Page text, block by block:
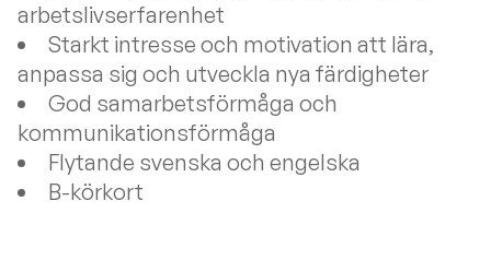
arbetslivserfarenhet
Starkt intresse och motivation att lära,
anpassa sig och utveckla nya färdigheter
God samarbetsförmåga och
kommunikationsförmåga
Flytande svenska och engelska
B-körkort